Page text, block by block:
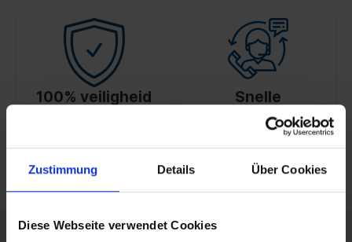
Zustimmung Details Über Cookies
Diese Webseite verwendet Cookies
100% veiligheid
Snelle
ondersteuning
Betrouwbaar dankzij een
ervaren team van experts